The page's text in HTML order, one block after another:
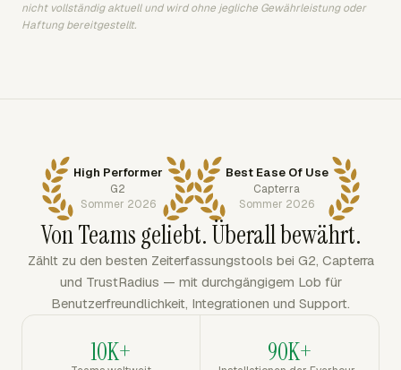
nicht vollständig aktuell und wird ohne jegliche Gewährleistung oder
Haftung bereitgestellt.
High Performer
G2
Sommer 2026
Best Ease Of Use
Capterra
Sommer 2026
Von Teams geliebt. Überall bewährt.
Zählt zu den besten Zeiterfassungstools bei G2, Capterra
und TrustRadius — mit durchgängigem Lob für
Benutzerfreundlichkeit, Integrationen und Support.
10K+ 90K+